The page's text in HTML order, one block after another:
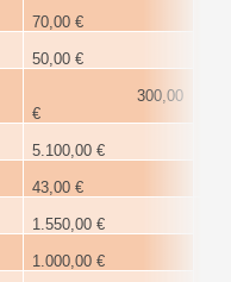
70,00 €
50,00 €
300,00
€
5.100,00 €
43,00 €
1.550,00 €
1.000,00 €